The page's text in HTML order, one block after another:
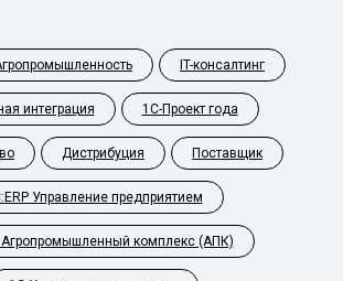
IT-консалтинг
интеграция 1С-Проект года
Дистрибуция Поставщик
Управление предприятием
Агропромышленный комплекс (АПК)